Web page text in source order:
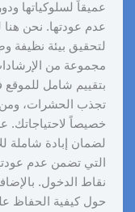
عميقاً لسلوكياتها
عدم عودتها. نحن هنا
لتحقيق بيئة نظيفة
مجموعة من الإرشادات
بتقييم شامل للموقع
تجذب الحشرات،
خصيصاً لاحتياجاتك.
لضمان إبادة شاملة
التي تضمن عدم
نقاط الدخول.
حول كيفية الحفاظ